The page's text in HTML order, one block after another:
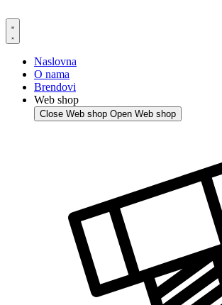
to
content
Naslovna
O nama
Brendovi
Web shop
Close Web shop Open Web shop